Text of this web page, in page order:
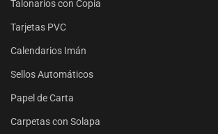
Talonarios con Copia
Tarjetas PVC
Calendarios Imán
Sellos Automáticos
Papel de Carta
Carpetas con Solapa